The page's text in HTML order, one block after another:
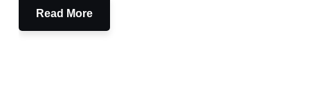
Read More